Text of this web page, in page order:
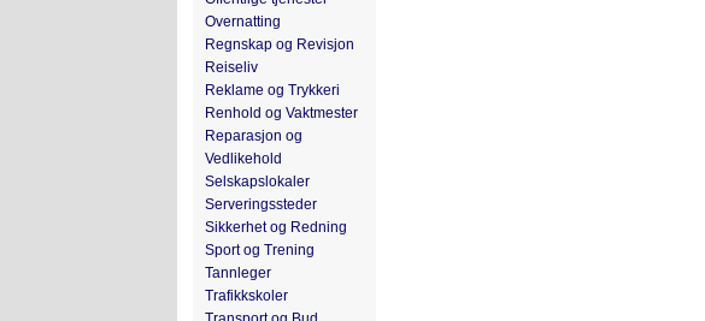
Overnatting
Regnskap og Revisjon
Reiseliv
Reklame og Trykkeri
Renhold og Vaktmester
Reparasjon og
Vedlikehold
Selskapslokaler
Serveringssteder
Sikkerhet og Redning
Sport og Trening
Tannleger
Trafikkskoler